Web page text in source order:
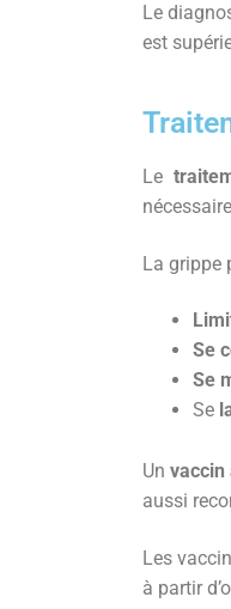
Le
est
Le
La grippe
Se
Se
Se
Un vaccin
aussi
Les
à partir